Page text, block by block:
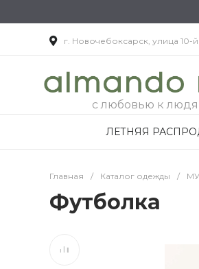
г. Новочебоксарск, улица 10-й
с любовью к
ЛЕТНЯЯ
Главная / Каталог одежды /
Футболка